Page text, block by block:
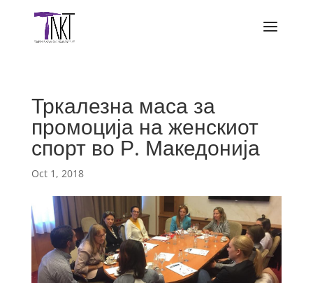
Тркалезна маса за
промоција на женскиот
спорт во Р. Македонија
Oct 1, 2018